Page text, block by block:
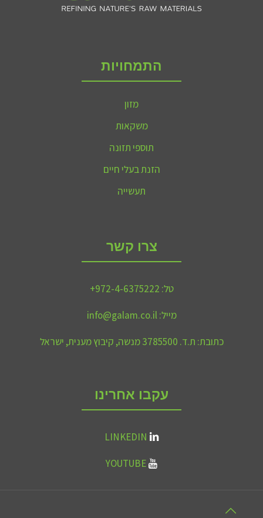
התמחויות
מזון
משקאות
תוספי תזונה
הזנת בעלי חיים
תעשייה
צרו קשר
טל: 972-4-6375222+
מייל:info@galam.co.il
כתובת: ת.ד. 3785500 מנשה, קיבוץ מענית, ישראל
עקבו אחרינו
LINKEDIN
YOUTUBE